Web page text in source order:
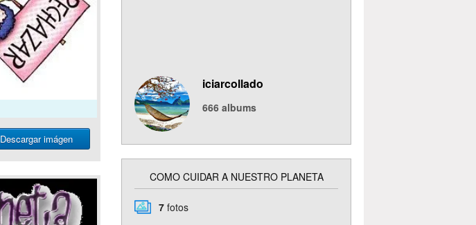
Descargar imágen
iciarcollado
666 albums
COMO CUIDAR A NUESTRO PLANETA
7 fotos